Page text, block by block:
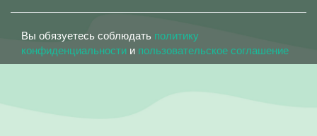
Вы обязуетесь соблюдать политику
конфиденциальности и пользовательское соглашение